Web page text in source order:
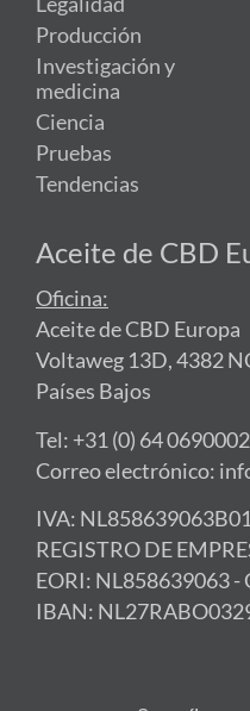
Producción
Investigación y
medicina
Ciencia
Pruebas
Tendencias
Aceite de CBD
Oficina:
Aceite de CBD Europa
Voltaweg 13D, 4382
Países Bajos
Tel: +31 (0) 64 0690002
Correo electrónico:
IVA: NL858639063B01
REGISTRO DE
EORI: NL858639063
IBAN: